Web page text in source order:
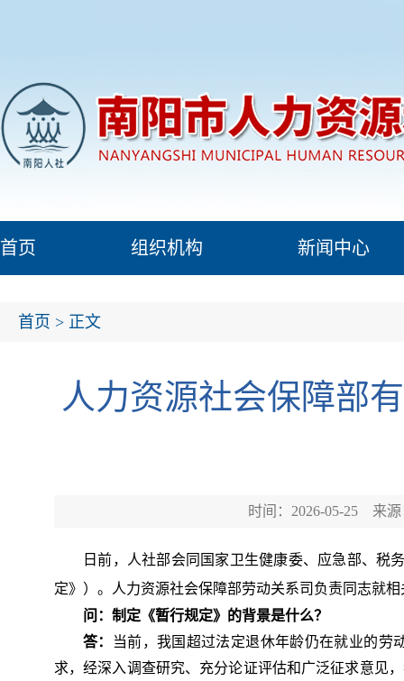
首页 组织机构 新闻中心
首页 > 正文
人力资源社会保障部
时间：2026-05-25 来
日前， 人社部会同国家卫生健康委、应急部、税
定》）。人力资源社会保障部劳动关系司负责同志就
问：制定《暂行规定》的背景是什么？
答：
当前，我国超过法定退休年龄仍在就业的劳
求，经深入调查研究、充分论证评估和广泛征求意见，